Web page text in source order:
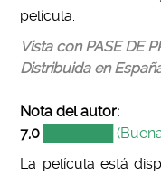
película.
Vista con PASE DE
Distribuida en
Nota del autor:
7,0
La película está